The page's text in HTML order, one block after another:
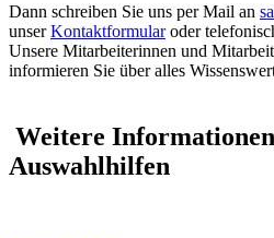
Dann schreiben Sie uns per Mail an
unserKontaktformularoder
Unsere Mitarbeiterinnen und
informieren Sie über alles
Weitere
Auswahlhilfen